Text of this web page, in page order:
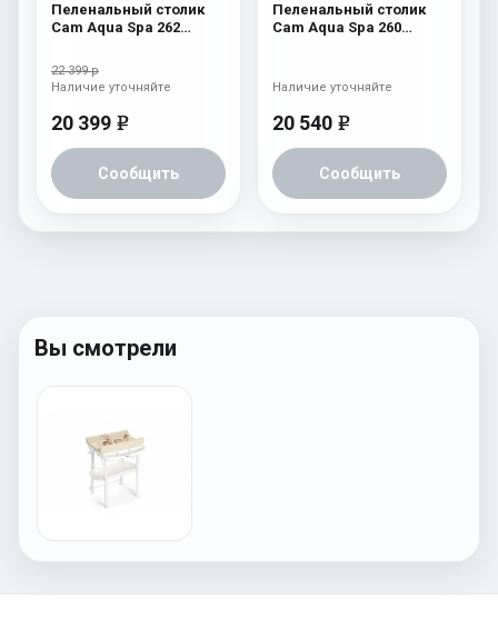
Пеленальный столик
Cam Aqua Spa 262
22 399 р
20 399 e
Сообщить
Наличие уточняйте
Пеленальный столик
Cam Aqua Spa 260
20 540 e
Сообщить
Наличие уточняйте
Вы смотрели